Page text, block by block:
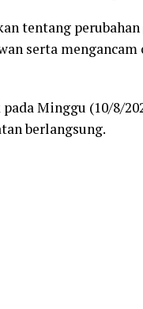
tentang
serta
Minggu (10/8/
berlangsung.